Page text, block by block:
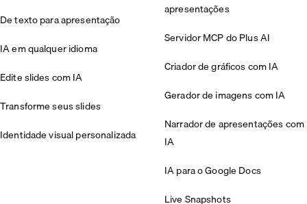
De texto para apresentação
IA em qualquer idioma
Edite slides com IA
Transforme seus slides
Identidade visual personalizada
apresentações
Servidor MCP do Plus AI
Criador de gráficos com IA
Gerador de imagens com IA
Narrador de apresentações com
IA
IA para o Google Docs
Live Snapshots